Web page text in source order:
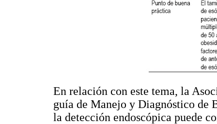
En relación con este tema, la
guía de Manejo y Diagnóstico de
la detección endoscópica puede